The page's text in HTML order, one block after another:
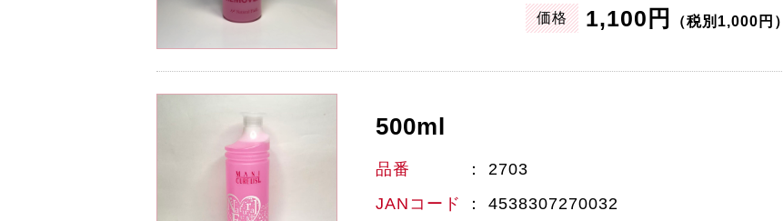
価格 1,100円 （税別1,000円）
500ml
品番
2703
JANコード
4538307270032